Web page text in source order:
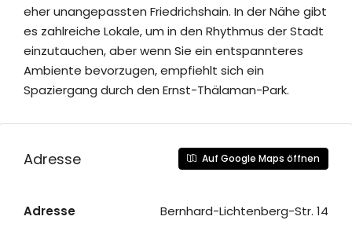
eher unangepassten Friedrichshain. In der Nähe gibt
es zahlreiche Lokale, um in den Rhythmus der Stadt
einzutauchen, aber wenn Sie ein entspannteres
Ambiente bevorzugen, empfiehlt sich ein
Spaziergang durch den Ernst-Thälaman-Park.
Adresse Auf Google Maps öffnen
Adresse Bernhard-Lichtenberg-Str. 14